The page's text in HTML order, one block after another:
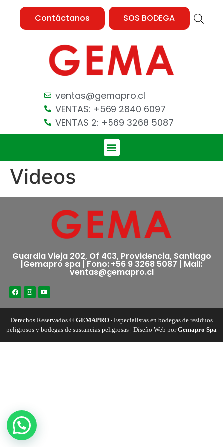
Contáctanos SOS BODEGA
ventas@gemapro.cl
VENTAS: +569 2840 6097
VENTAS 2: +569 3268 5087
Videos
Guardia Vieja 202, Of 403, Providencia, Santiago
|Gemapro spa | Fono: +56 9 3268 5087 | Mail:
ventas@gemapro.cl
Derechos Reservados © GEMAPRO - Especialistas en bodegas de residuos
peligrosos y bodegas de sustancias peligrosas | Diseño Web porGemapro Spa